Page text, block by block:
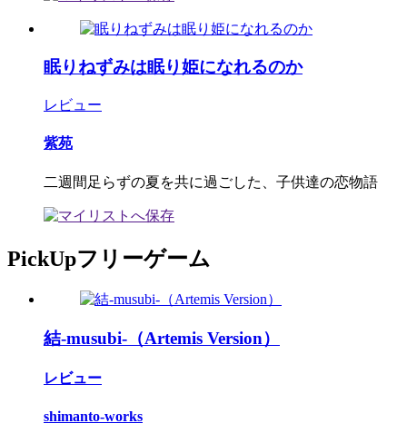
眠りねずみは眠り姫になれるのか
レビュー
紫苑
二週間足らずの夏を共に過ごした、子供達の恋物語
PickUpフリーゲーム
結-musubi-（Artemis Version）
レビュー
shimanto-works